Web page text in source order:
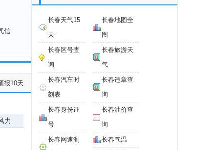
信
报10天
力
长春天气15
天
长春地图全
图
长春区号查
询
长春旅游天
气
长春汽车时
刻表
长春违章查
询
长春身份证
号
长春油价查
询
长春网速测
长春气温